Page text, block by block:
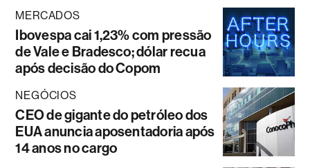
MERCADOS
Ibovespa cai 1,23% com pressão
de Vale e Bradesco; dólar recua
após decisão do Copom
NEGÓCIOS
CEO de gigante do petróleo dos
EUA anuncia aposentadoria após
14 anos no cargo